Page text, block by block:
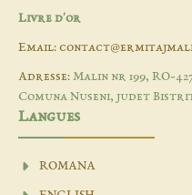
Livre d'or
Email:
Adresse: Malin nr 199, RO-
Comuna Nuseni, judet
Langues
ROMANA